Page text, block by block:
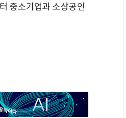
중소기업과 소상공인